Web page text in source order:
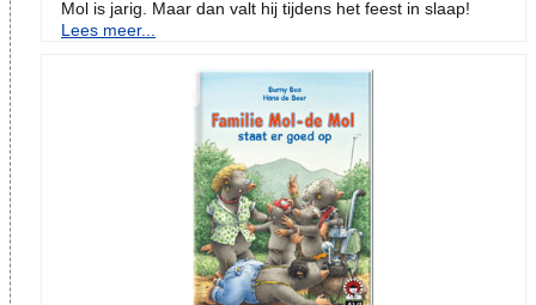
Mol is jarig. Maar dan valt hij tijdens het feest in slaap!
Lees meer...